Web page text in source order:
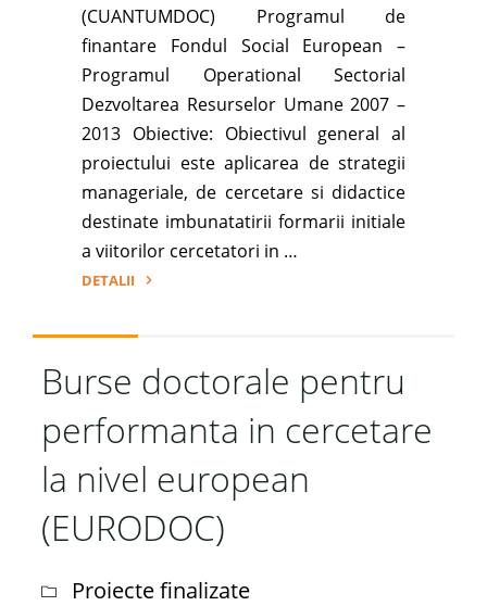
(CUANTUMDOC) Programul de
finantare Fondul Social European –
Programul Operational Sectorial
Dezvoltarea Resurselor Umane 2007 –
2013 Obiective: Obiectivul general al
proiectului este aplicarea de strategii
manageriale, de cercetare si didactice
destinate imbunatatirii formarii initiale
a viitorilor cercetatori in …
DETALII
doctorale
performante
europene
in
cercetare
inovare
Burse doctorale pentru
performanta in cercetare
la nivel european
(EURODOC)
Proiecte finalizate